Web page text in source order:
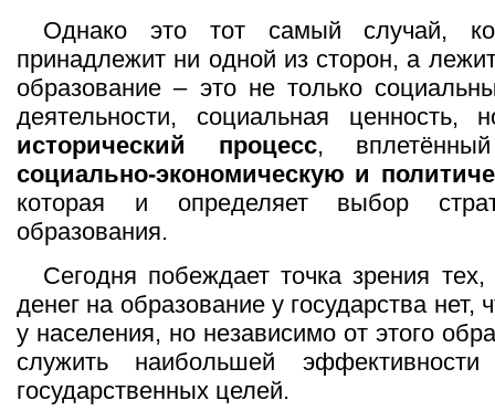
Однако это тот самый случай,
принадлежит ни одной из сторон, а
образование – это не только
деятельности, социальная
исторический процесс,
социально-экономическую и
которая и определяет выбор
образования.
Сегодня побеждает точка зрения тех,
денег на образование у государства нет,
у населения, но независимо от этого
служить наибольшей
государственных целей.